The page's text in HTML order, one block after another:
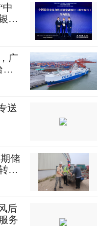
中
行
广
国
送
储
运
后
务